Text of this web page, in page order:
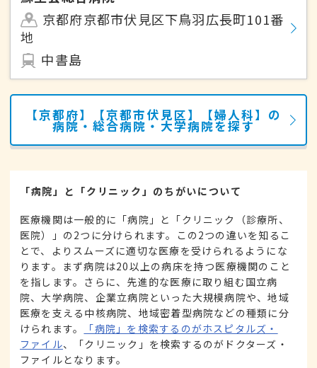
京都府京都市伏見区下鳥羽広長町101番
地
中書島
【京都府】【京都市伏見区】【婦人科】の
病院・総合病院・大学病院を探す
「病院」と「クリニック」のちがいについて
医療機関は一般的に「病院」と「クリニック（診療所、
医院）」の2つに分けられます。この2つの違いを知るこ
とで、よりスムーズに適切な医療を受けられるようにな
ります。まず病院は20以上の病床を持つ医療機関のこと
を指します。さらに、先進的な医療に取り組む国立病
院、大学病院、企業立病院といった大規模病院や、地域
医療を支える中核病院、地域密着型病院などの種類に分
けられます。
「病院」を検索するのがホスピタルズ・
ファイル、「クリニック」を検索するのがドクターズ・
ファイルとなります。